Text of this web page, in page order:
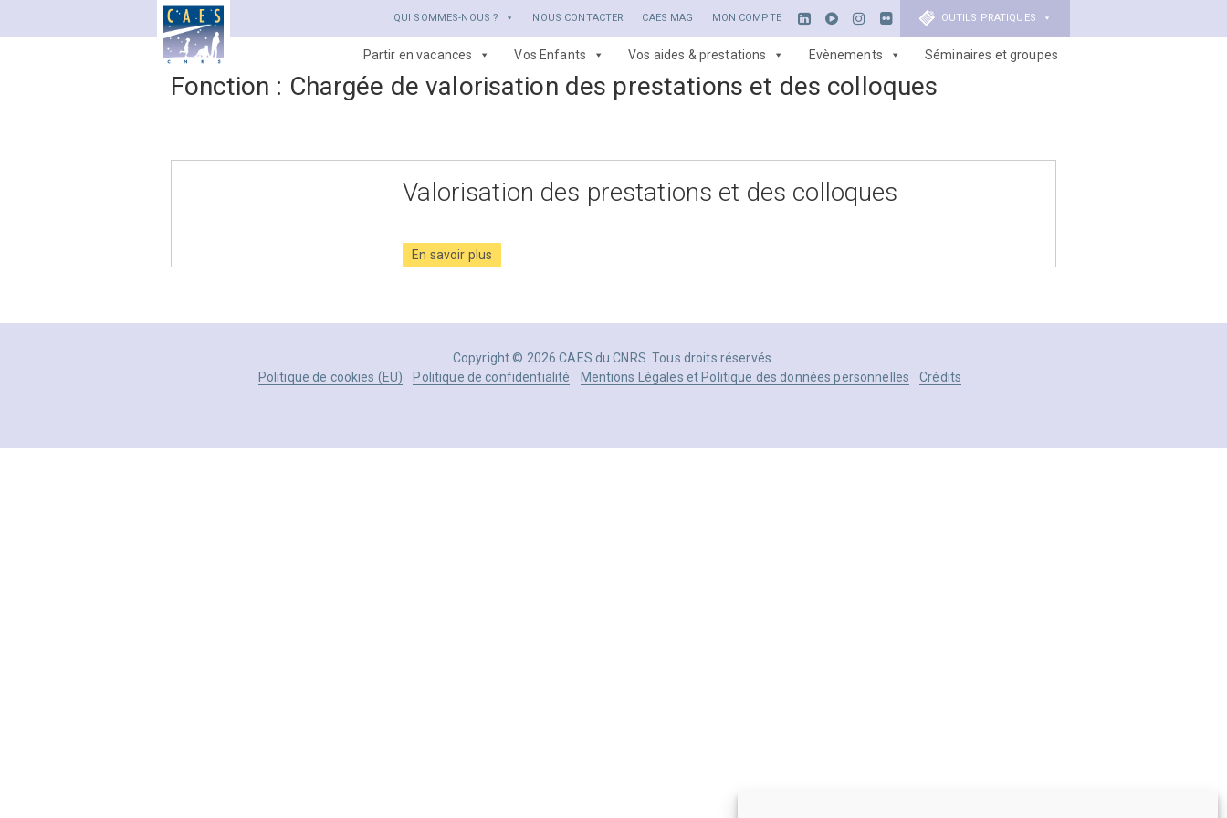
QUI SOMMES-NOUS ? NOUS CONTACTER CAES MAG MON COMPTE OUTILS PRATIQUES
Partir en vacances Vos Enfants Vos aides & prestations Evènements Séminaires et groupes
Fonction : Chargée de valorisation des prestations et des colloques
Valorisation des prestations et des colloques
En savoir plus
Copyright © 2026 CAES du CNRS. Tous droits réservés.
Politique de cookies (EU)
Politique de confidentialité Mentions Légales et Politique des données personnelles Crédits